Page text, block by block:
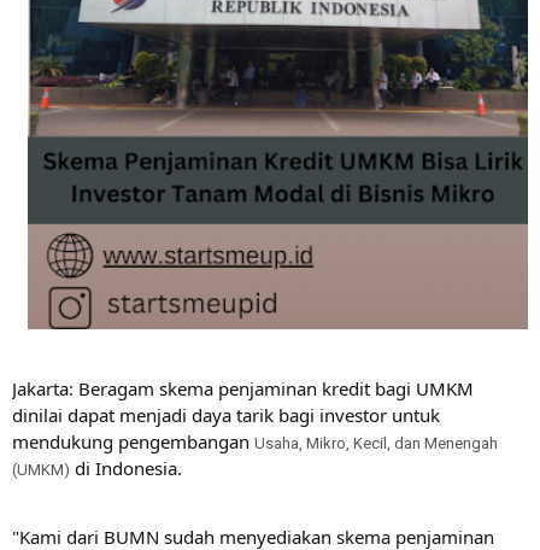
Jakarta: Beragam skema penjaminan kredit bagi UMKM
dinilai dapat menjadi daya tarik bagi investor untuk
mendukung pengembangan Usaha, Mikro, Kecil, dan Menengah
(UMKM) di Indonesia.
"Kami dari BUMN sudah menyediakan skema penjaminan